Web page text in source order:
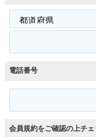
電話番号
会員規約をご確認の上チ